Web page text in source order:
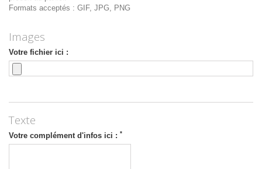
Formats acceptés : GIF, JPG, PNG
Images
Votre fichier ici :
Texte
Votre complément d'infos ici : *